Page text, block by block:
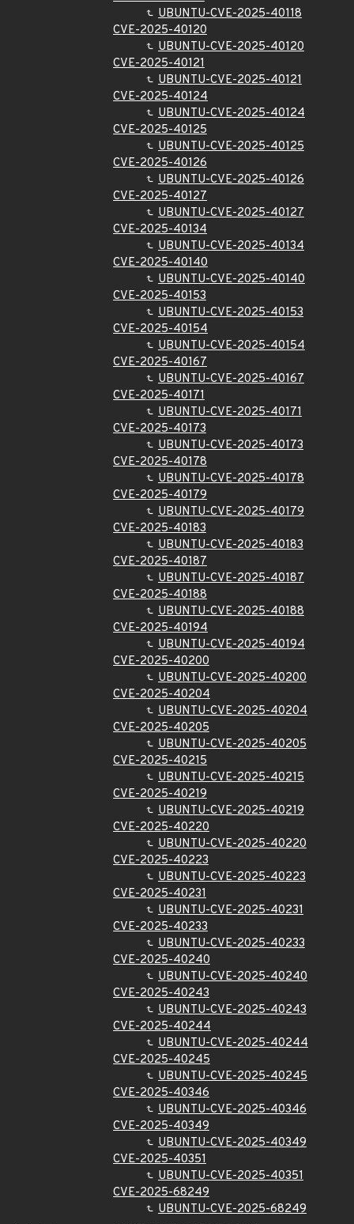
UBUNTU-CVE-2025-40118
CVE-2025-40120
UBUNTU-CVE-2025-40120
CVE-2025-40121
UBUNTU-CVE-2025-40121
CVE-2025-40124
UBUNTU-CVE-2025-40124
CVE-2025-40125
UBUNTU-CVE-2025-40125
CVE-2025-40126
UBUNTU-CVE-2025-40126
CVE-2025-40127
UBUNTU-CVE-2025-40127
CVE-2025-40134
UBUNTU-CVE-2025-40134
CVE-2025-40140
UBUNTU-CVE-2025-40140
CVE-2025-40153
UBUNTU-CVE-2025-40153
CVE-2025-40154
UBUNTU-CVE-2025-40154
CVE-2025-40167
UBUNTU-CVE-2025-40167
CVE-2025-40171
UBUNTU-CVE-2025-40171
CVE-2025-40173
UBUNTU-CVE-2025-40173
CVE-2025-40178
UBUNTU-CVE-2025-40178
CVE-2025-40179
UBUNTU-CVE-2025-40179
CVE-2025-40183
UBUNTU-CVE-2025-40183
CVE-2025-40187
UBUNTU-CVE-2025-40187
CVE-2025-40188
UBUNTU-CVE-2025-40188
CVE-2025-40194
UBUNTU-CVE-2025-40194
CVE-2025-40200
UBUNTU-CVE-2025-40200
CVE-2025-40204
UBUNTU-CVE-2025-40204
CVE-2025-40205
UBUNTU-CVE-2025-40205
CVE-2025-40215
UBUNTU-CVE-2025-40215
CVE-2025-40219
UBUNTU-CVE-2025-40219
CVE-2025-40220
UBUNTU-CVE-2025-40220
CVE-2025-40223
UBUNTU-CVE-2025-40223
CVE-2025-40231
UBUNTU-CVE-2025-40231
CVE-2025-40233
UBUNTU-CVE-2025-40233
CVE-2025-40240
UBUNTU-CVE-2025-40240
CVE-2025-40243
UBUNTU-CVE-2025-40243
CVE-2025-40244
UBUNTU-CVE-2025-40244
CVE-2025-40245
UBUNTU-CVE-2025-40245
CVE-2025-40346
UBUNTU-CVE-2025-40346
CVE-2025-40349
UBUNTU-CVE-2025-40349
CVE-2025-40351
UBUNTU-CVE-2025-40351
CVE-2025-68249
UBUNTU-CVE-2025-68249